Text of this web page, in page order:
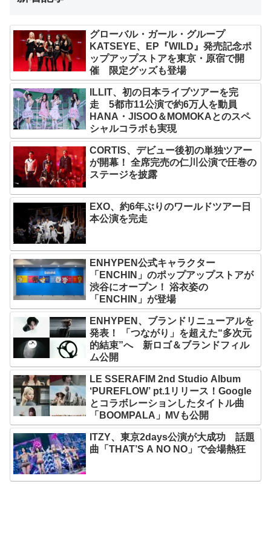
グローバル・ガール・グループ
KATSEYE、EP『WILD』発売記念ポ
ップアップストアを東京・原宿で開
催 限定グッズも登場
ILLIT、初の日本ライブツアーを完
走 5都市11公演で約6万人を動員
HANA・JISOO＆MOMOKAとのスペ
シャルコラボも実現
CORTIS、デビュー後初の単独ツアー
が開幕！ 全席完売の仁川公演で圧巻の
ステージを披露
EXO、約6年ぶりのワールドツアー日
本公演を完走
ENHYPEN公式キャラクター
「ENCHIN」のポップアップストアが
渋谷にオープン！ 浴衣姿の
「ENCHIN」が登場
ENHYPEN、ブランドリニューアルを
発表！ 「つながり」を超えた“多次元
的結束”へ 新ロゴ＆ブランドフィル
ム公開
LE SSERAFIM 2nd Studio Album
‘PUREFLOW’ pt.1リリース！Google
とコラボレーションしたタイトル曲
「BOOMPALA」MVも公開
ITZY、東京2days公演が大成功 話題
曲「THAT’S A NO NO」で会場熱狂